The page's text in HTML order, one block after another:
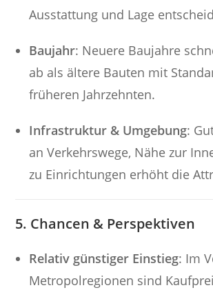
Ausstattung und Lage
Baujahr: Neuere Baujahre
ab als ältere Bauten mit
früheren Jahrzehnten.
Infrastruktur & Umgebung:
an Verkehrswege, Nähe zur
zu Einrichtungen erhöht die
5. Chancen & Perspektiven
Relativ günstiger Einstieg: Im
Metropolregionen sind